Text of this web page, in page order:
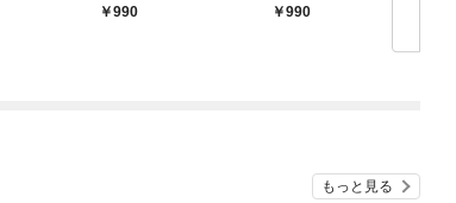
編 特装
ｅｒｓｉｔｙ
990
ＳＳＩＢＩＬＩＴＹ
990
もっと見る